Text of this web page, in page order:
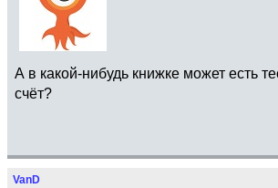
А в какой-нибудь книжке может есть
счёт?
VanD